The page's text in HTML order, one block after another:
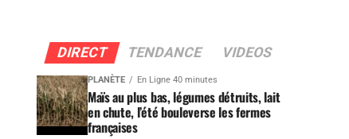
DIRECT TENDANCE VIDEOS
PLANÈTE En Ligne 40 minutes
Maïs au plus bas, légumes détruits, lait
en chute, l’été bouleverse les fermes
françaises